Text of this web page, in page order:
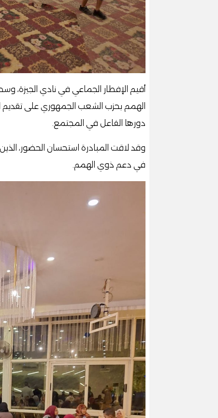
أقيم الإفطار الجماعي في نادي الجيزة،
الهمم بحزب الشعب الجمهوري على تقديم
دورها الفاعل في المجتمع.
وقد لاقت المبادرة استحسان الحضور،
في دعم ذوي الهمم.